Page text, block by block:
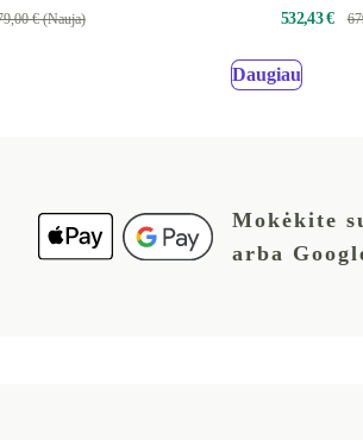
€ (Nauja) 532,43 €
Daugiau
Mokėkite
arba